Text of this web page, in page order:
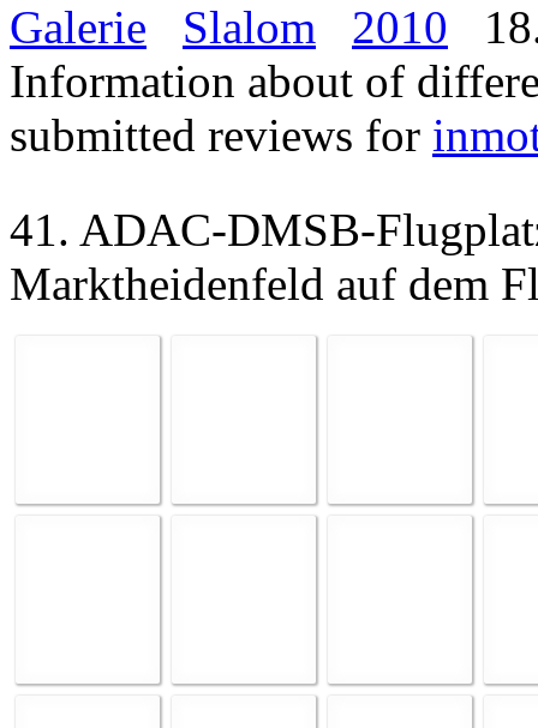
Galerie
Slalom 2010
Information about of
submitted reviews for
41. ADAC-DMSB-
Marktheidenfeld auf dem